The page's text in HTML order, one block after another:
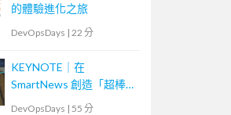
的體驗進化之旅
DevOpsDays | 22 分
KEYNOTE｜在
SmartNews 創造「超棒的
改變」！特務部隊
DevOpsDays | 55 分